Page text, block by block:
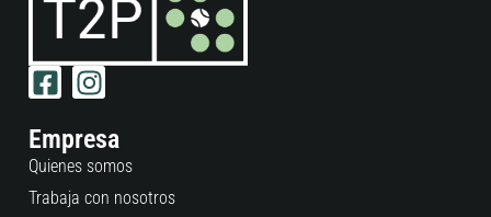
Empresa
Quienes somos
Trabaja con nosotros